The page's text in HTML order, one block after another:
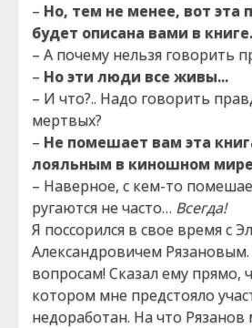
– Но, тем не менее, вот эта
будет описана вами в книге.
– А почему нельзя говорить
– Но эти люди все живы...
– И что?.. Надо говорить
мертвых?
– Не помешает вам эта
лояльным в киношном
– Наверное, с кем-то
ругаются не часто… Всегда!
Я поссорился в свое время с
Александровичем
вопросам! Сказал ему прямо,
котором мне предстояло
недоработан. На что Рязанов